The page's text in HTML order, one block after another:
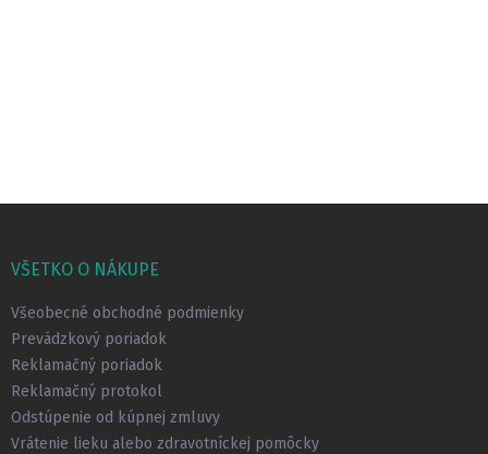
pVŠETKO O NÁKUPE
Všeobecné obchodné podmienky
Prevádzkový poriadok
Reklamačný poriadok
Reklamačný protokol
Odstúpenie od kúpnej zmluvy
Vrátenie lieku alebo zdravotníckej pomôcky